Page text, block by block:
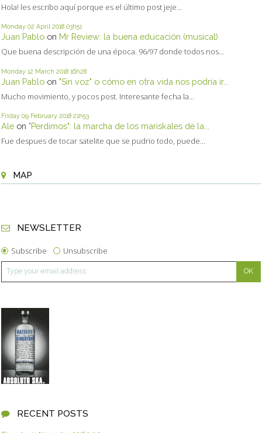
Hola! les escribo aquí porque es el último post jeje...
Monday 02 April 2018 03h51
Juan Pablo on Mr Review: la buena educación (musical)
Que buena descripción de una época. 96/97 donde todos nos...
Monday 12 March 2018 16h28
Juan Pablo on "Sin voz" o cómo en otra vida nos podría ir...
Mucho movimiento, y pocos post. Interesante fecha la...
Friday 09 February 2018 21h53
Ale on "Perdimos": la marcha de los mariskales de la...
Fue despues de tocar satelite que se pudrio todo, puede...
MAP
NEWSLETTER
Subscribe Unsubscribe
RECENT POSTS